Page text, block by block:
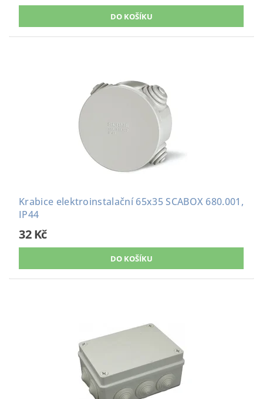
Krabice elektroinstalační 65x35 SCABOX 680.001,
IP44
32 Kč